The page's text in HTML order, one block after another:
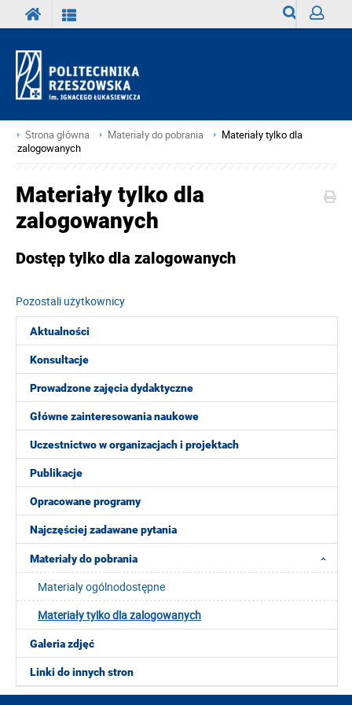
Strona główna Materiały do pobrania
Materiały tylko dla
zalogowanych
Aktualności
Konsultacje
Prowadzone zajęcia dydaktyczne
Główne zainteresowania naukowe
Uczestnictwo w organizacjach i projektach
Publikacje
Opracowane programy
Najczęściej zadawane pytania
Materiały do pobrania
Materialy ogólnodostępne
Materiały tylko dla zalogowanych
Galeria zdjęć
Linki do innych stron
Materiały tylko dla
zalogowanych
Dostęp tylko dla zalogowanych
Pozostali użytkownicy